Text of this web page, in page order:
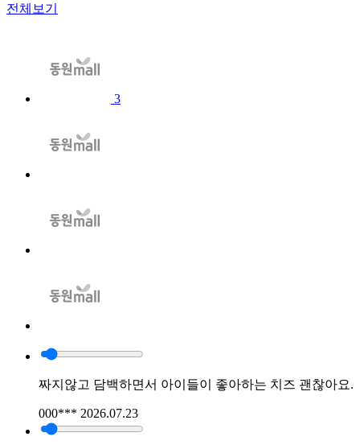
전체보기
3
짜지않고 담백하면서 아이들이 좋아하는 치즈 괜찮아요.
000*** 2026.07.23